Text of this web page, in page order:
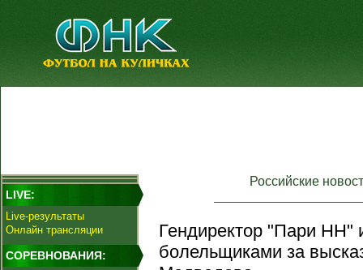
LIVE:
Live-результаты
Онлайн трансляции
СОРЕВНОВАНИЯ:
Российские
Гендиректор "Пари НН"
болельщиками за